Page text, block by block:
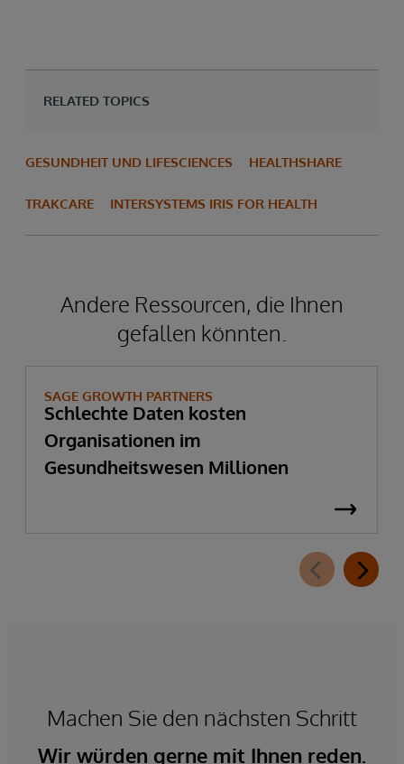
RELATED TOPICS
GESUNDHEIT UND LIFESCIENCES HEALTHSHARE
TRAKCARE INTERSYSTEMS IRIS FOR HEALTH
Andere Ressourcen, die Ihnen
gefallen könnten.
SAGE GROWTH PARTNERS
Schlechte Daten kosten
Organisationen im
Gesundheitswesen Millionen
Machen Sie den nächsten Schritt
Wir würden gerne mit Ihnen reden.